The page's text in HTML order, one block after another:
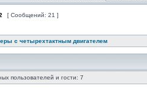
[ Сообщений: 21 ]
с четырехтактным двигателем
пользователей и гости: 7